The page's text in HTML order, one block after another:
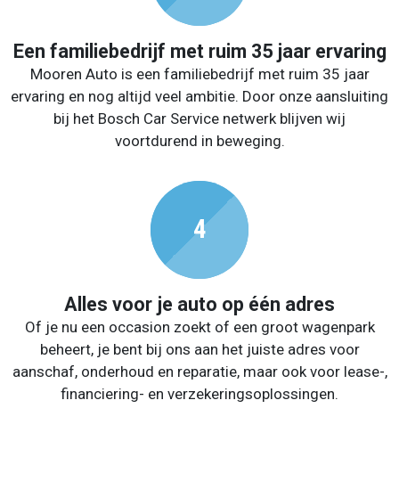
Een familiebedrijf met ruim 35 jaar ervaring
Mooren Auto is een familiebedrijf met ruim 35 jaar
ervaring en nog altijd veel ambitie. Door onze aansluiting
bij het Bosch Car Service netwerk blijven wij
voortdurend in beweging.
Alles voor je auto op één adres
Of je nu een occasion zoekt of een groot wagenpark
beheert, je bent bij ons aan het juiste adres voor
aanschaf, onderhoud en reparatie, maar ook voor lease-,
financiering- en verzekeringsoplossingen.